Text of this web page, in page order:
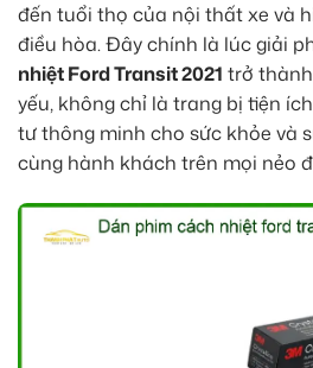
đến tuổi thọ của nội thất xe và
điều hòa. Đây chính là lúc giải
nhiệt Ford Transit 2021 trở
yếu, không chỉ là trang bị tiện
tư thông minh cho sức khỏe và
cùng hành khách trên mọi nẻo